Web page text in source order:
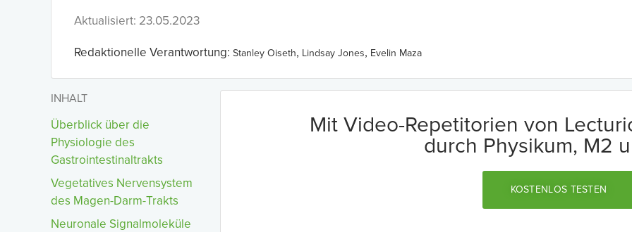
Aktualisiert: 23.05.2023
Redaktionelle Verantwortung: Stanley Oiseth, Lindsay Jones, Evelin Maza
INHALT
Überblick über die
Physiologie des
Gastrointestinaltrakts
Vegetatives Nervensystem
des Magen-Darm-Trakts
Neuronale Signalmoleküle
Mit Video-Repetitorien von
durch Physikum, M2
KOSTENLOS TESTEN